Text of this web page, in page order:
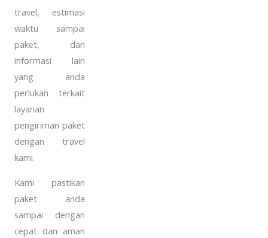
travel, estimasi
waktu sampai
paket, dan
informasi lain
yang anda
perlukan terkait
layanan
pengiriman paket
dengan travel
kami.
Kami pastikan
paket anda
sampai dengan
cepat dan aman